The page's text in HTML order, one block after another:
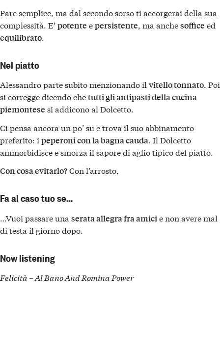
Pare semplice, ma dal secondo sorso ti accorgerai della sua
complessità. E’potente epersistente, ma anchesoffice ed
equilibrato.
Nel piatto
Alessandro parte subito menzionando il vitello tonnato. Poi
si corregge dicendo chetutti gli antipasti della cucina
piemontese si addicono al Dolcetto.
Ci pensa ancora un po’ su e trova il suo abbinamento
preferito: i peperoni con la bagna cauda. Il Dolcetto
ammorbidisce e smorza il sapore di aglio tipico del piatto.
Con cosa evitarlo?Con l’arrosto.
Fa al caso tuo se…
…Vuoi passare una serata allegra fra amici e non avere mal
di testa il giorno dopo.
Now listening
Felicità – Al Bano And Romina Power